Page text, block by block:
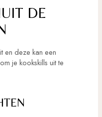
DE
en deze kan een
je kookskills uit te